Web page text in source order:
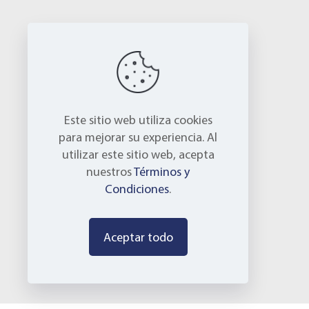
Este sitio web utiliza cookies
para mejorar su experiencia. Al
utilizar este sitio web, acepta
nuestrosTérminos y
Condiciones.
Aceptar todo